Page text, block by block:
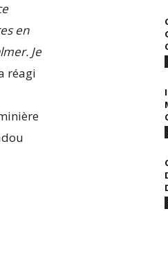
en
Je
réagi